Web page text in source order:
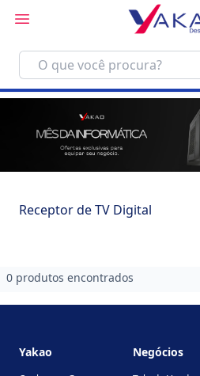
Receptor de TV Digital
0 produtos encontrados
Yakao Negócios